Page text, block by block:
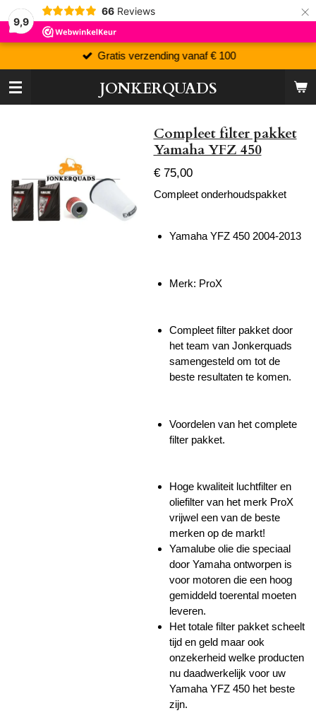
9,9
66 Reviews ×
JONKERQUADS
Gratis verzending vanaf € 100
Compleet filter pakket
Yamaha YFZ 450
€ 75,00
Compleet onderhoudspakket
Yamaha YFZ 450 2004-2013
Merk: ProX
Compleet filter pakket door
het team van Jonkerquads
samengesteld om tot de
beste resultaten te komen.
Voordelen van het complete
filter pakket.
Hoge kwaliteit luchtfilter en
oliefilter van het merk ProX
vrijwel een van de beste
merken op de markt!
Yamalube olie die speciaal
door Yamaha ontworpen is
voor motoren die een hoog
gemiddeld toerental moeten
leveren.
Het totale filter pakket scheelt
tijd en geld maar ook
onzekerheid welke producten
nu daadwerkelijk voor uw
Yamaha YFZ 450 het beste
zijn.